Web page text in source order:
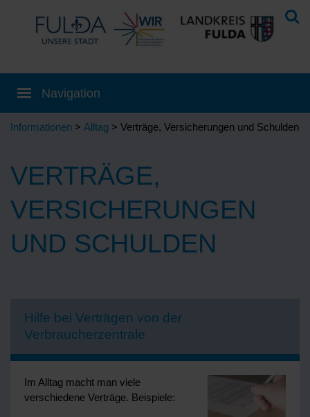
Informationen >Alltag > Verträge, Versicherungen und Schulden
VERTRÄGE,
VERSICHERUNGEN
UND SCHULDEN
Hilfe bei Verträgen von der
Verbraucherzentrale
Im Alltag macht man viele
verschiedene Verträge. Beispiele: